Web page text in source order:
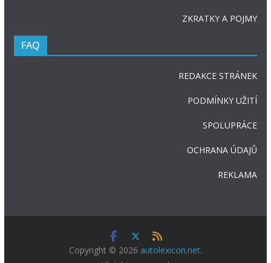
ZKRATKY A POJMY
FAQ
REDAKCE STRÁNEK
PODMÍNKY UŽITÍ
SPOLUPRÁCE
OCHRANA ÚDAJŮ
REKLAMA
Copyright © 2026 autolexicon.net.